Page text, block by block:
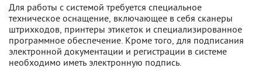
Для работы с системой требуется специальное
техническое оснащение, включающее в себя сканеры
штрихкодов, принтеры этикеток и специализированное
программное обеспечение. Кроме того, для подписания
электронной документации и регистрации в системе
необходимо иметь электронную подпись.